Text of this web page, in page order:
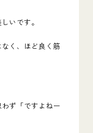
いです。
く、ほど良く筋
ず「ですよねー